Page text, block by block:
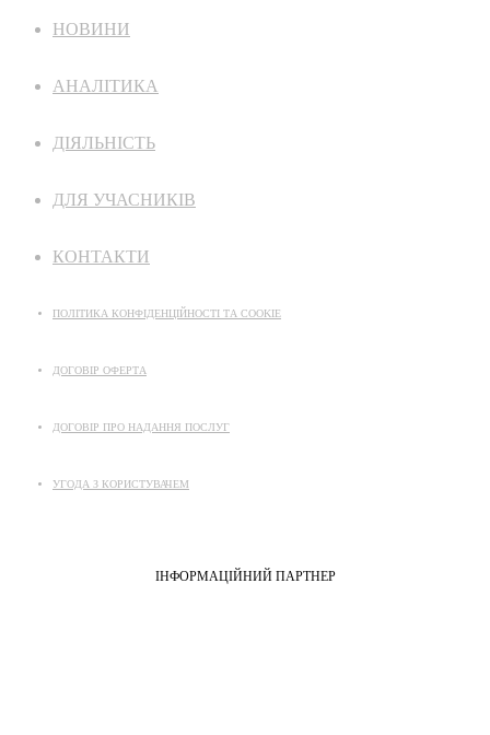
НОВИНИ
АНАЛІТИКА
ДІЯЛЬНІСТЬ
ДЛЯ УЧАСНИКІВ
КОНТАКТИ
ПОЛІТИКА КОНФІДЕНЦІЙНОСТІ ТА COOKIE
ДОГОВІР ОФЕРТА
ДОГОВІР ПРО НАДАННЯ ПОСЛУГ
УГОДА З КОРИСТУВАЧЕМ
ІНФОРМАЦІЙНИЙ ПАРТНЕР